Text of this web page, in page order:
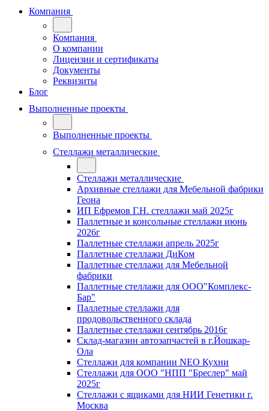
Компания
Компания
О компании
Лицензии и сертификаты
Документы
Реквизиты
Блог
Выполненные проекты
Выполненные проекты
Стеллажи металлические
Стеллажи металлические
Архивные стеллажи для Мебельной фабрики
Геона
ИП Ефремов Г.Н. стеллажи май 2025г
Паллетные и консольные стеллажи июнь
2026г
Паллетные стеллажи апрель 2025г
Паллетные стеллажи ДиКом
Паллетные стеллажи для Мебельной
фабрики
Паллетные стеллажи для ООО"Комплекс-
Бар"
Паллетные стеллажи для
продовольственного склада
Паллетные стеллажи сентябрь 2016г
Склад-магазин автозапчастей в г.Йошкар-
Ола
Стеллажи для компании NEO Кухни
Стеллажи для ООО "НПП "Бреслер" май
2025г
Стеллажи с ящиками для НИИ Генетики г.
Москва